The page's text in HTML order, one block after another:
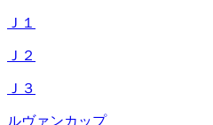
Ｊ１
Ｊ２
Ｊ３
ルヴァンカップ